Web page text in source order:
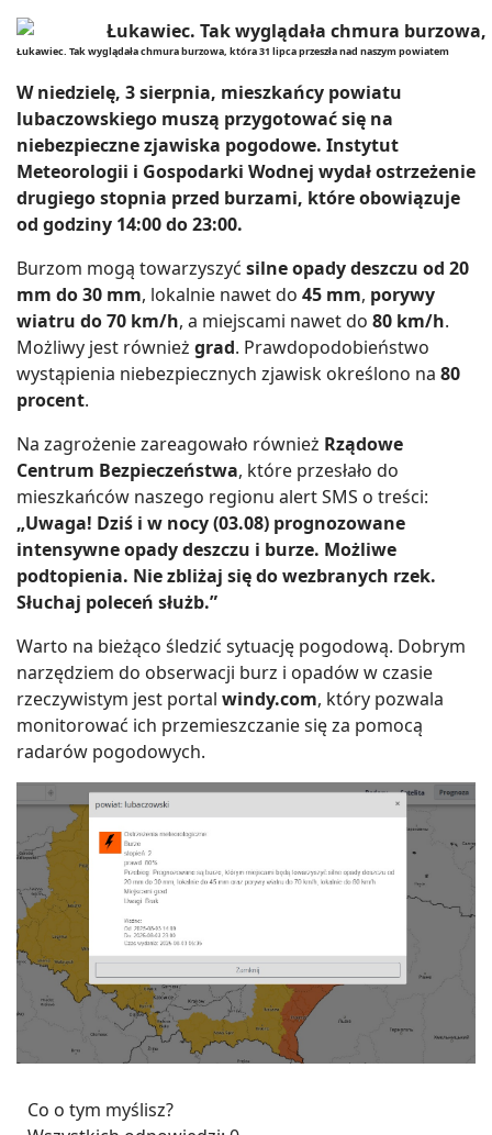
Łukawiec. Tak wyglądała chmura burzowa, która 31 lipca przeszła nad naszym powiatem
W niedzielę, 3 sierpnia, mieszkańcy powiatu
lubaczowskiego muszą przygotować się na
niebezpieczne zjawiska pogodowe. Instytut
Meteorologii i Gospodarki Wodnej wydał ostrzeżenie
drugiego stopnia przed burzami, które obowiązuje
od godziny 14:00 do 23:00.
Burzom mogą towarzyszyć silne opady deszczu od 20
mm do 30 mm, lokalnie nawet do 45 mm, porywy
wiatru do 70 km/h, a miejscami nawet do 80 km/h.
Możliwy jest również grad. Prawdopodobieństwo
wystąpienia niebezpiecznych zjawisk określono na 80
procent.
Na zagrożenie zareagowało również Rządowe
Centrum Bezpieczeństwa, które przesłało do
mieszkańców naszego regionu alert SMS o treści:
„Uwaga! Dziś i w nocy (03.08) prognozowane
intensywne opady deszczu i burze. Możliwe
podtopienia. Nie zbliżaj się do wezbranych rzek.
Słuchaj poleceń służb.”
Warto na bieżąco śledzić sytuację pogodową. Dobrym
narzędziem do obserwacji burz i opadów w czasie
rzeczywistym jest portal windy.com, który pozwala
monitorować ich przemieszczanie się za pomocą
radarów pogodowych.
Co o tym myślisz?